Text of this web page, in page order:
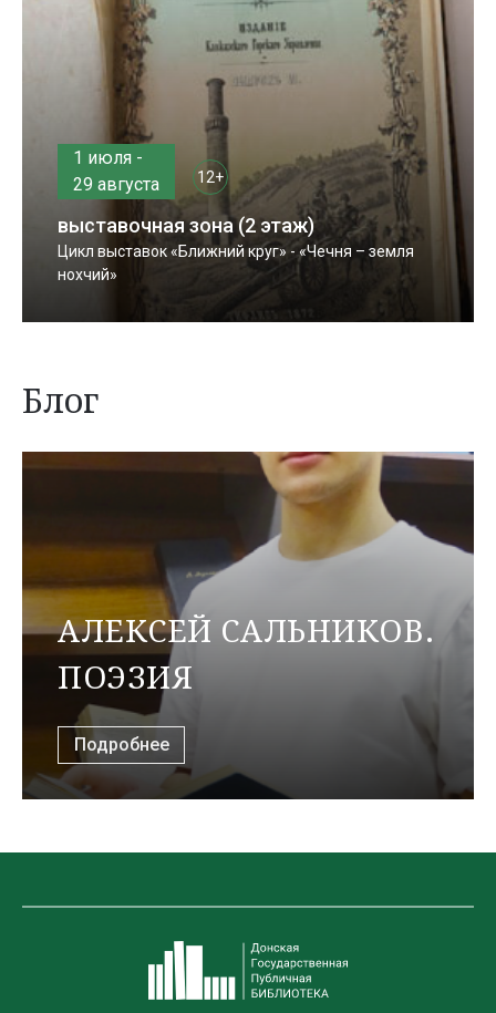
1 июля -
29 августа
12+
выставочная зона (2 этаж)
Цикл выставок «Ближний круг» - «Чечня – земля
нохчий»
Блог
АЛЕКСЕЙ САЛЬНИКОВ.
ПОЭЗИЯ
Подробнее